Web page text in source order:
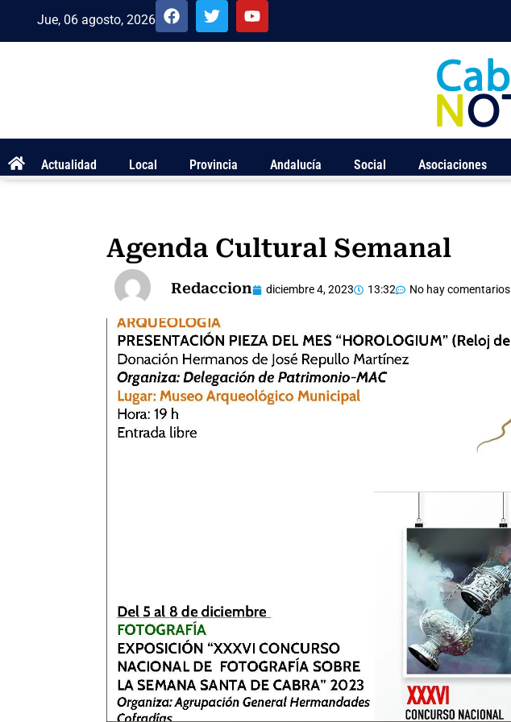
Jue, 06 agosto, 2026
Actualidad Local Provincia Andalucía Social Asociaciones
Agenda Cultural Semanal
Redaccion diciembre 4, 2023 13:32 No hay comentarios